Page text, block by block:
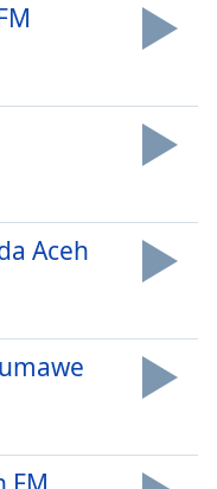
Aceh